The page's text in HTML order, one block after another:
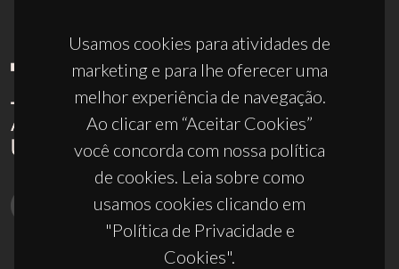
Usamos cookies para atividades de
marketing e para lhe oferecer uma
melhor experiência de navegação.
Ao clicar em “Aceitar Cookies”
você concorda com nossa política
de cookies. Leia sobre como
usamos cookies clicando em
"Política de Privacidade e
Cookies".